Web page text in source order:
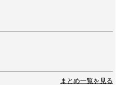
まとめ一覧を見る